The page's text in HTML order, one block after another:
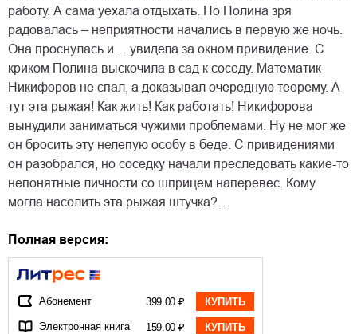
работу. А сама уехала отдыхать. Но Полина зря
радовалась – неприятности начались в первую же ночь.
Она проснулась и… увидела за окном привидение. С
криком Полина выскочила в сад к соседу. Математик
Никифоров не спал, а доказывал очередную теорему. А
тут эта рыжая! Как жить! Как работать! Никифорова
вынудили заниматься чужими проблемами. Ну не мог же
он бросить эту нелепую особу в беде. С привидениями
он разобрался, но соседку начали преследовать какие-то
непонятные личности со шприцем наперевес. Кому
могла насолить эта рыжая штучка?…
Полная версия:
Абонемент 399.00 ₽ КУПИТЬ
Электронная книга 159.00 ₽ КУПИТЬ